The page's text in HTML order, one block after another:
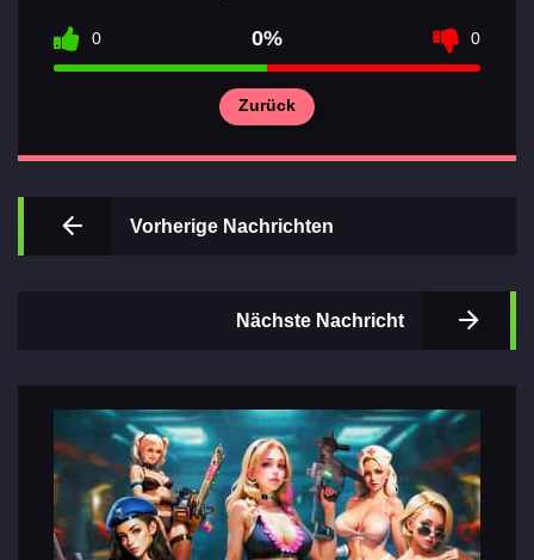
Wichtigsten
Abschnitte
der Spiele
0 0% 0
Zurück
Vorherige Nachrichten
Nächste Nachricht